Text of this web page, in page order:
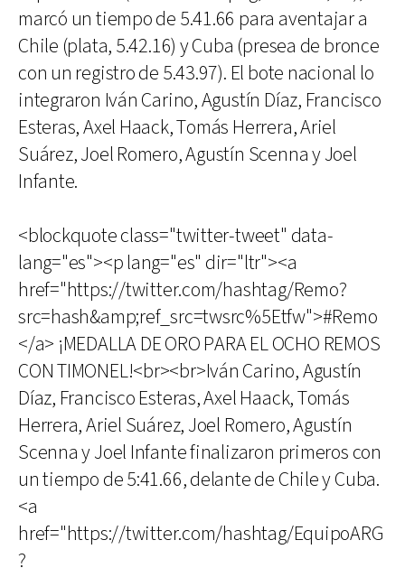
marcó un tiempo de 5.41.66 para aventajar a
Chile (plata, 5.42.16) y Cuba (presea de bronce
con un registro de 5.43.97). El bote nacional lo
integraron Iván Carino, Agustín Díaz, Francisco
Esteras, Axel Haack, Tomás Herrera, Ariel
Suárez, Joel Romero, Agustín Scenna y Joel
Infante.
<blockquote class="twitter-tweet" data-
lang="es"><p lang="es" dir="ltr"><a
href="https://twitter.com/hashtag/Remo?
src=hash&amp;ref_src=twsrc%5Etfw">#Remo
</a> ¡MEDALLA DE ORO PARA EL OCHO REMOS
CON TIMONEL!<br><br>Iván Carino, Agustín
Díaz, Francisco Esteras, Axel Haack, Tomás
Herrera, Ariel Suárez, Joel Romero, Agustín
Scenna y Joel Infante finalizaron primeros con
un tiempo de 5:41.66, delante de Chile y Cuba.
<a
href="https://twitter.com/hashtag/EquipoARG
?